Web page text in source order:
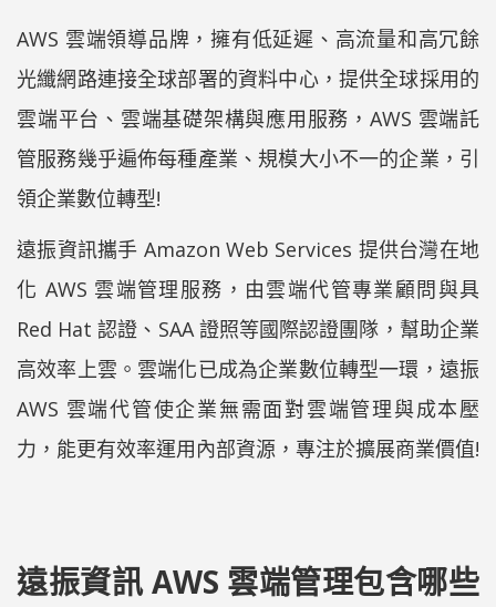
AWS 雲端領導品牌，擁有低延遲、高流量和高冗餘
光纖網路連接全球部署的資料中心，提供全球採用的
雲端平台、雲端基礎架構與應用服務，AWS 雲端託
管服務幾乎遍佈每種產業、規模大小不一的企業，引
領企業數位轉型!
遠振資訊攜手 Amazon Web Services 提供台灣在地
化 AWS 雲端管理服務，由雲端代管專業顧問與具
Red Hat 認證、SAA 證照等國際認證團隊，幫助企業
高效率上雲。雲端化已成為企業數位轉型一環，遠振
AWS 雲端代管使企業無需面對雲端管理與成本壓
力，能更有效率運用內部資源，專注於擴展商業價值!
遠振資訊 AWS 雲端管理包含哪些